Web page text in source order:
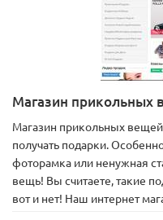
Магазин прикольных
Магазин прикольных
получать подарки.
фоторамка или ненужная
вещь! Вы считаете, такие
вот и нет! Наш интернет